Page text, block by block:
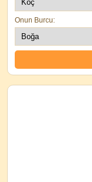
Onun Burcu: